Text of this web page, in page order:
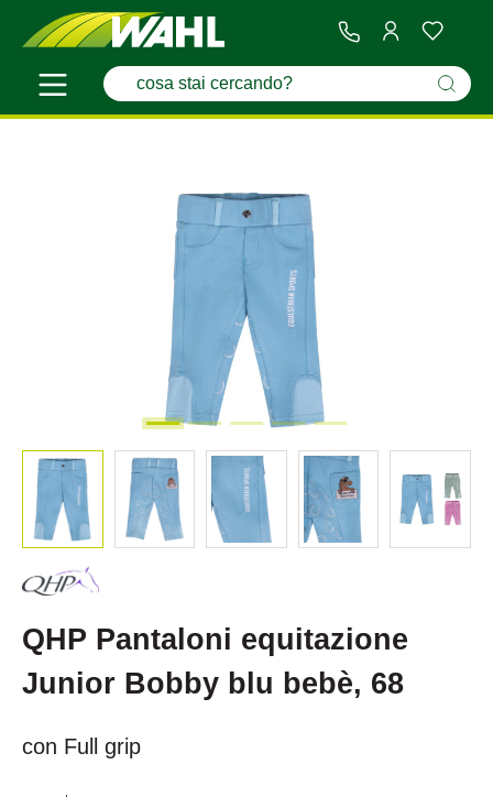
QHP Pantaloni equitazione
Junior Bobby blu bebè, 68
con Full grip